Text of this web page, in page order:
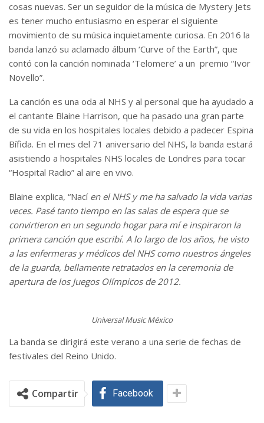
cosas nuevas. Ser un seguidor de la música de Mystery Jets
es tener mucho entusiasmo en esperar el siguiente
movimiento de su música inquietamente curiosa. En 2016 la
banda lanzó su aclamado álbum ‘Curve of the Earth”, que
contó con la canción nominada ‘Telomere’ a un premio “Ivor
Novello”.
La canción es una oda al NHS y al personal que ha ayudado a
el cantante Blaine Harrison, que ha pasado una gran parte
de su vida en los hospitales locales debido a padecer Espina
Bífida. En el mes del 71 aniversario del NHS, la banda estará
asistiendo a hospitales NHS locales de Londres para tocar
“Hospital Radio” al aire en vivo.
Blaine explica, “Nací en el NHS y me ha salvado la vida varias
veces. Pasé tanto tiempo en las salas de espera que se
convirtieron en un segundo hogar para mí e inspiraron la
primera canción que escribí. A lo largo de los años, he visto
a las enfermeras y médicos del NHS como nuestros ángeles
de la guarda, bellamente retratados en la ceremonia de
apertura de los Juegos Olímpicos de 2012.
Universal Music México
La banda se dirigirá este verano a una serie de fechas de
festivales del Reino Unido.
Compartir Facebook